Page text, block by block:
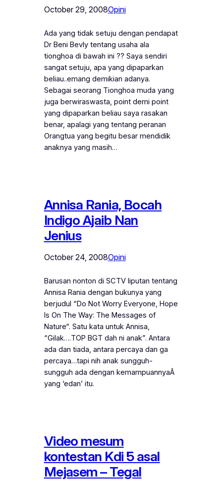
October 29, 2008Opini
Ada yang tidak setuju dengan pendapat
Dr Beni Bevly tentang usaha ala
tionghoa di bawah ini ?? Saya sendiri
sangat setuju, apa yang dipaparkan
beliau..emang demikian adanya.
Sebagai seorang Tionghoa muda yang
juga berwiraswasta, point demi point
yang dipaparkan beliau saya rasakan
benar, apalagi yang tentang peranan
Orangtua yang begitu besar mendidik
anaknya yang masih…
Annisa Rania, Bocah
Indigo Ajaib Nan
Jenius
October 24, 2008Opini
Barusan nonton di SCTV liputan tentang
Annisa Rania dengan bukunya yang
berjudul “Do Not Worry Everyone, Hope
Is On The Way: The Messages of
Nature“. Satu kata untuk Annisa,
“Gilak….TOP BGT dah ni anak”. Antara
ada dan tiada, antara percaya dan ga
percaya…tapi nih anak sungguh-
sungguh ada dengan kemampuannyaÂ
yang ‘edan’ itu.
Video mesum
kontestan Kdi 5 asal
Mejasem – Tegal